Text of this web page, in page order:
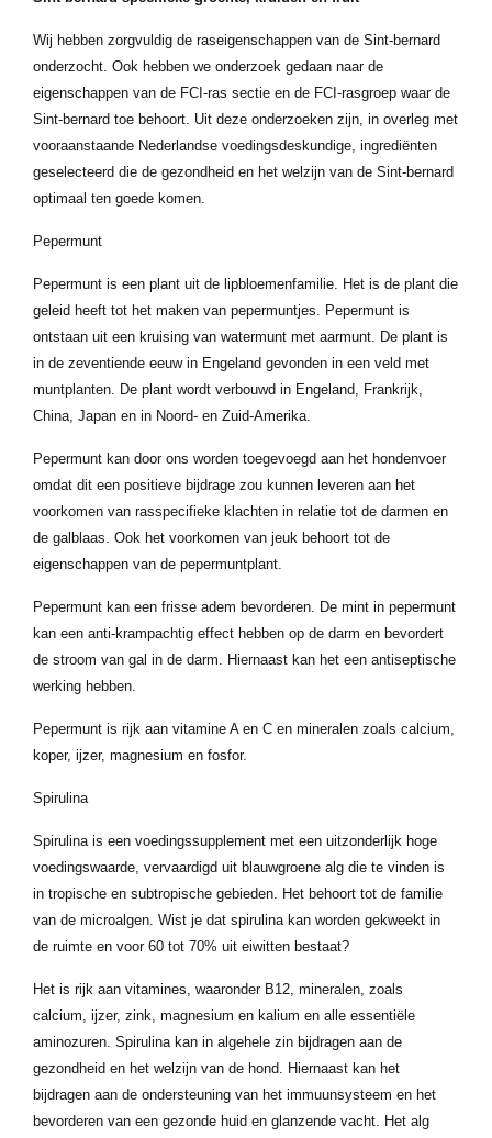
Wij hebben zorgvuldig de raseigenschappen van de Sint-bernard
onderzocht. Ook hebben we onderzoek gedaan naar de
eigenschappen van de FCI-ras sectie en de FCI-rasgroep waar de
Sint-bernard toe behoort. Uit deze onderzoeken zijn, in overleg met
vooraanstaande Nederlandse voedingsdeskundige, ingrediënten
geselecteerd die de gezondheid en het welzijn van de Sint-bernard
optimaal ten goede komen.
Pepermunt
Pepermunt is een plant uit de lipbloemenfamilie. Het is de plant die
geleid heeft tot het maken van pepermuntjes. Pepermunt is
ontstaan uit een kruising van watermunt met aarmunt. De plant is
in de zeventiende eeuw in Engeland gevonden in een veld met
muntplanten. De plant wordt verbouwd in Engeland, Frankrijk,
China, Japan en in Noord- en Zuid-Amerika.
Pepermunt kan door ons worden toegevoegd aan het hondenvoer
omdat dit een positieve bijdrage zou kunnen leveren aan het
voorkomen van rasspecifieke klachten in relatie tot de darmen en
de galblaas. Ook het voorkomen van jeuk behoort tot de
eigenschappen van de pepermuntplant.
Pepermunt kan een frisse adem bevorderen. De mint in pepermunt
kan een anti-krampachtig effect hebben op de darm en bevordert
de stroom van gal in de darm. Hiernaast kan het een antiseptische
werking hebben.
Pepermunt is rijk aan vitamine A en C en mineralen zoals calcium,
koper, ijzer, magnesium en fosfor.
Spirulina
Spirulina is een voedingssupplement met een uitzonderlijk hoge
voedingswaarde, vervaardigd uit blauwgroene alg die te vinden is
in tropische en subtropische gebieden. Het behoort tot de familie
van de microalgen. Wist je dat spirulina kan worden gekweekt in
de ruimte en voor 60 tot 70% uit eiwitten bestaat?
Het is rijk aan vitamines, waaronder B12, mineralen, zoals
calcium, ijzer, zink, magnesium en kalium en alle essentiële
aminozuren. Spirulina kan in algehele zin bijdragen aan de
gezondheid en het welzijn van de hond. Hiernaast kan het
bijdragen aan de ondersteuning van het immuunsysteem en het
bevorderen van een gezonde huid en glanzende vacht. Het alg